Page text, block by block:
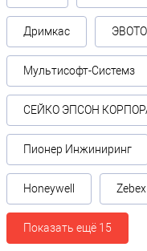
Дримкас
Мультисофт-Системз
СЕЙКО ЭПСОН
Пионер Инжиниринг
Honeywell
Показать ещё 15